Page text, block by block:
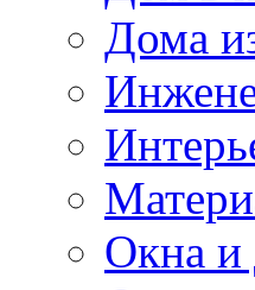
Дома
Окна и